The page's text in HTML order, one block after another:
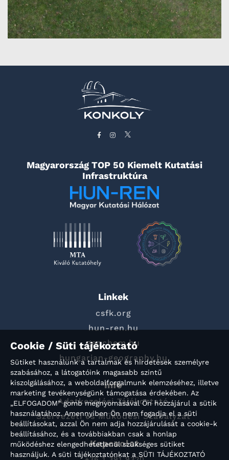
Magyarország TOP 50 Kiemelt Kutatási
Infrastruktúra
Linkek
csfk.org
hun-ren.hu
geochem.hu
hungarian-geography.hu
Info
Adatkezelési Tájékoztató
Szervezeti és Működési Szabályzat
Kapcsolat
Cookie / Süti tájékoztató
Sütiket használunk a tartalmak és hirdetések személyre
szabásához, a látogatóink magasabb szintű
kiszolgálásához, a weboldalforgalmunk elemzéséhez, illetve
marketing tevékenységünk támogatása érdekében. Az
„ELFOGADOM” gomb megnyomásával Ön hozzájárul a sütik
használatához. Amennyiben Ön nem fogadja el a süti
beállításokat, azzal Ön nem adja hozzájárulását a cookie-k
beállításához, és a továbbiakban csak a honlap
működéshez elengedhetetlenül szükséges sütiket
használjuk. A süti tájékoztatónkat a SÜTI TÁJÉKOZTATÓ